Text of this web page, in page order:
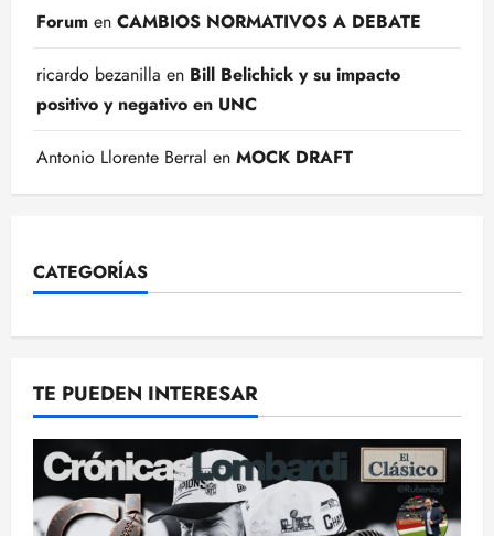
Forum en CAMBIOS NORMATIVOS A DEBATE
ricardo bezanilla en Bill Belichick y su impacto
positivo y negativo en UNC
Antonio Llorente Berral en MOCK DRAFT
CATEGORÍAS
TE PUEDEN INTERESAR